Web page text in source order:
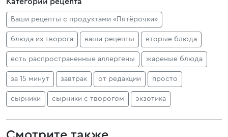
Ваши рецепты с продуктами «Пятёрочки»
блюда из творога ваши рецепты вторые блюда
есть распространенные аллергены жареные блюда
за 15 минут завтрак от редакции просто
сырники сырники с творогом экзотика